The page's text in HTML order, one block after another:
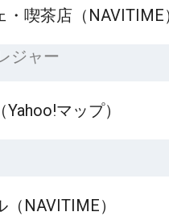
・喫茶店（NAVITIME
ジャー
マップ）
NAVITIME）